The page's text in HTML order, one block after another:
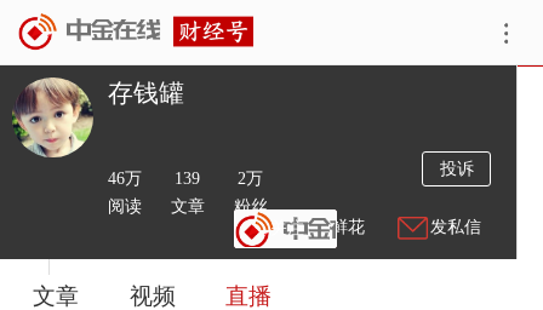
文章 视频 直播
存钱罐
投诉
46万
阅读
送鲜花
139
文章
发私信
2万
粉丝
简介
存钱罐